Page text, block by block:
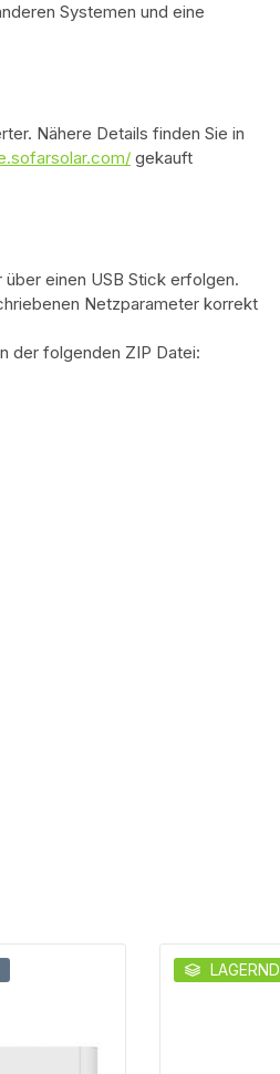
Systemen und eine
Nähere Details finden Sie in
gekauft
einen USB Stick erfolgen.
Netzparameter korrekt
der folgenden ZIP Datei:
LAGERND